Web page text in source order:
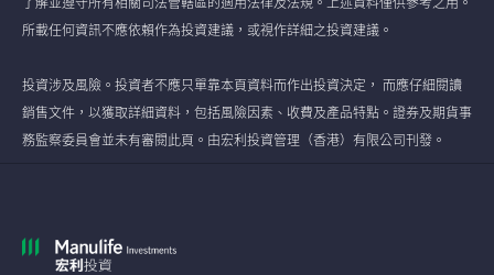
所載任何資訊不應依賴作為投資建議，或視作詳細之投資建議。
投資涉及風險。投資者不應只單靠本頁資料而作出投資決定， 而應仔細閱讀
銷售文件，以獲取詳細資料，包括風險因素、收費及產品特點。證券及期貨事
務監察委員會並未有審閱此頁。由宏利投資管理（香港）有限公司刊發。